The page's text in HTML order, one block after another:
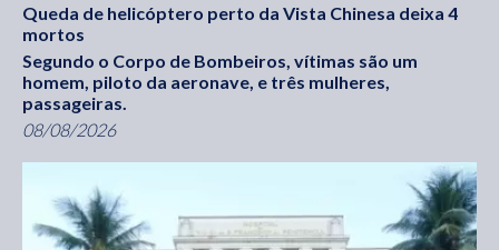
Queda de helicóptero perto da Vista Chinesa deixa 4
mortos
Segundo o Corpo de Bombeiros, vítimas são um
homem, piloto da aeronave, e três mulheres,
passageiras.
08/08/2026